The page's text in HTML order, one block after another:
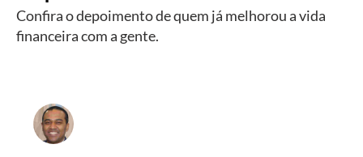
Confira o depoimento de quem já melhorou a vida
financeira com a gente.